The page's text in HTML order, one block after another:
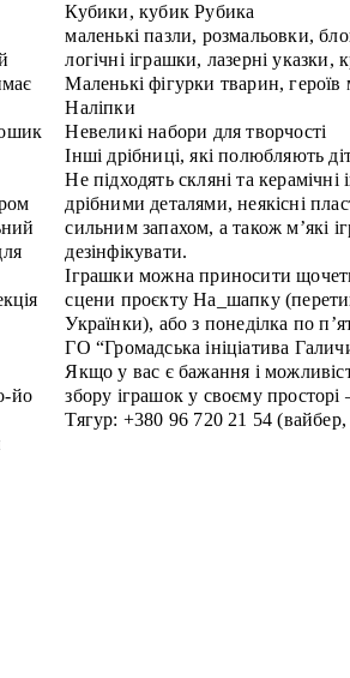
йо
Кубики, кубик Рубика
маленькі пазли, розмальовки,
логічні іграшки, лазерні указки,
Маленькі фігурки тварин, героїв
Наліпки
Невеликі набори для творчості
Інші дрібниці, які полюбляють
Не підходять скляні та керамічні
дрібними деталями, неякісні
сильним запахом, а також м’які
дезінфікувати.
Іграшки можна приносити
сцени проєкту На_шапку
Українки), або з понеділка по
ГО “Громадська ініціатива
Якщо у вас є бажання і
збору іграшок у своєму
Тягур: +380 96 720 21 54 (вайбер,